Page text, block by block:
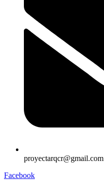
proyectarqcr@gmail.com
Facebook